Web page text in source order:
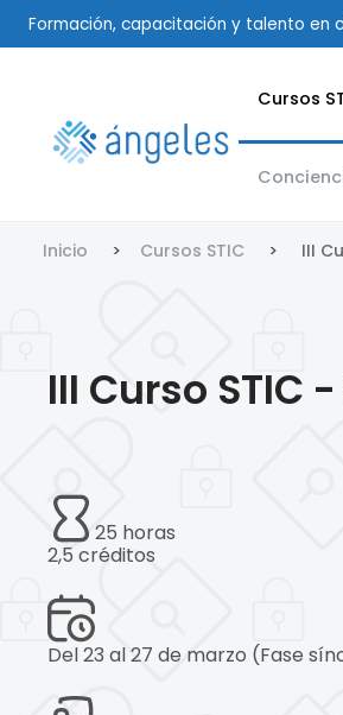
Formación, capacitación y talento en
Cursos
Inicio Cursos STIC III
III Curso
25 horas
2,5 créditos
Del 23 al 27 de marzo (Fase